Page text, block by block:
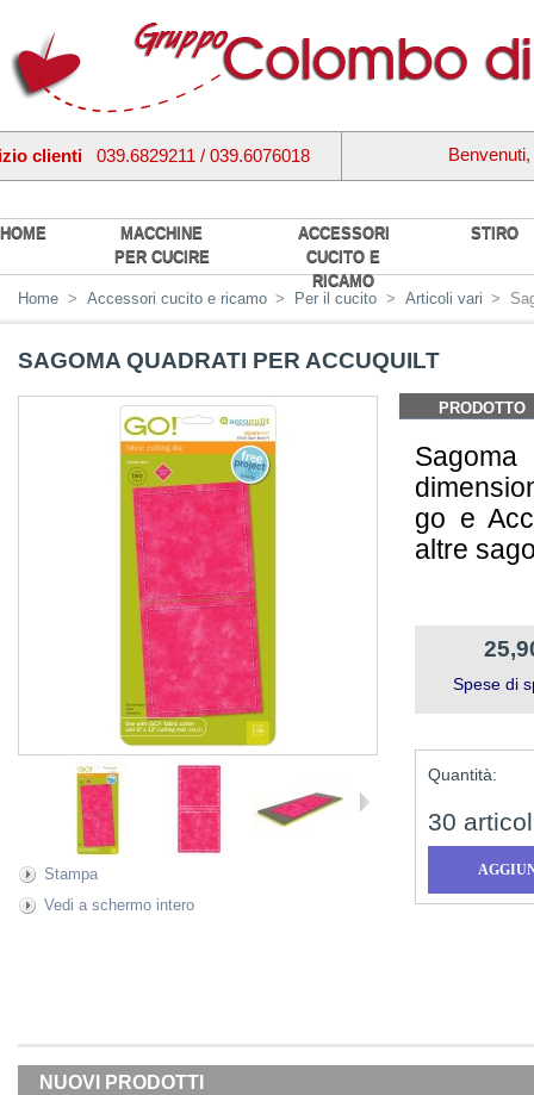
HOME
MACCHINE
PER CUCIRE
ACCESSORI
CUCITO E
RICAMO
STIRO
clienti 039.6829211 / 039.6076018 Benvenuti,
Home > Accessori cucito e ricamo > Per il cucito > Articoli vari >
SAGOMA QUADRATI PER ACCUQUILT
Stampa
Vedi a schermo intero
PRODOTTO
go e
altre
Spese di
Quantità:
30
NUOVI PRODOTTI